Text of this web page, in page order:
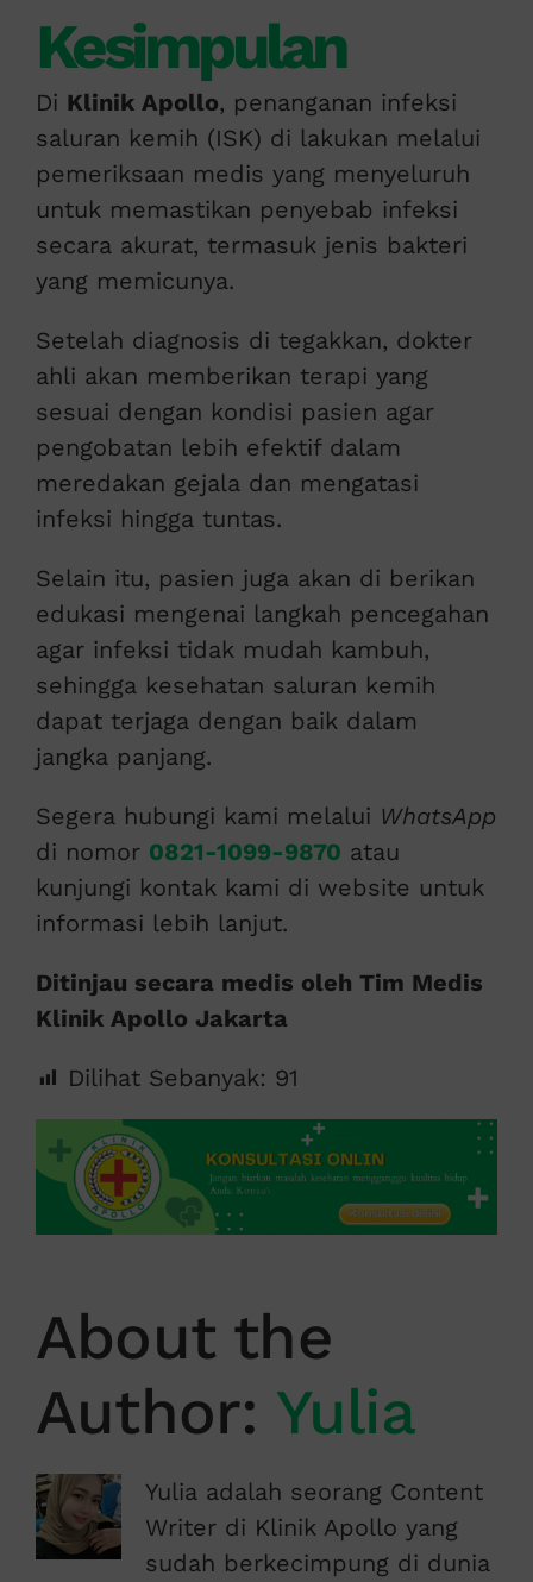
Kesimpulan
Di Klinik Apollo, penanganan infeksi
saluran kemih (ISK) di lakukan melalui
pemeriksaan medis yang menyeluruh
untuk memastikan penyebab infeksi
secara akurat, termasuk jenis bakteri
yang memicunya.
Setelah diagnosis di tegakkan, dokter
ahli akan memberikan terapi yang
sesuai dengan kondisi pasien agar
pengobatan lebih efektif dalam
meredakan gejala dan mengatasi
infeksi hingga tuntas.
Selain itu, pasien juga akan di berikan
edukasi mengenai langkah pencegahan
agar infeksi tidak mudah kambuh,
sehingga kesehatan saluran kemih
dapat terjaga dengan baik dalam
jangka panjang.
Segera hubungi kami melalui WhatsApp
di nomor 0821-1099-9870 atau
kunjungi kontak kami di website untuk
informasi lebih lanjut.
Ditinjau secara medis oleh Tim Medis
Klinik Apollo Jakarta
Dilihat Sebanyak: 91
About the
Author: Yulia
Yulia adalah seorang Content
Writer di Klinik Apollo yang
sudah berkecimpung di dunia